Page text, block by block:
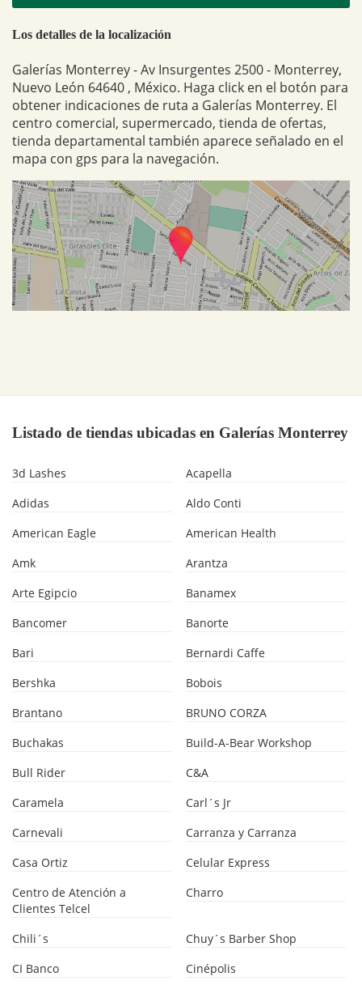
Los detalles de la localización
Galerías Monterrey - Av Insurgentes 2500 - Monterrey,
Nuevo León 64640 , México. Haga click en el botón para
obtener indicaciones de ruta a Galerías Monterrey. El
centro comercial, supermercado, tienda de ofertas,
tienda departamental también aparece señalado en el
mapa con gps para la navegación.
Listado de tiendas ubicadas en Galerías Monterrey
3d Lashes
Acapella
Adidas
Aldo Conti
American Eagle
American Health
Amk
Arantza
Arte Egipcio
Banamex
Bancomer
Banorte
Bari
Bernardi Caffe
Bershka
Bobois
Brantano
BRUNO CORZA
Buchakas
Build-A-Bear Workshop
Bull Rider
C&A
Caramela
Carl´s Jr
Carnevali
Carranza y Carranza
Casa Ortiz
Celular Express
Centro de Atención a
Clientes Telcel
Charro
Chili´s
Chuy´s Barber Shop
CI Banco
Cinépolis